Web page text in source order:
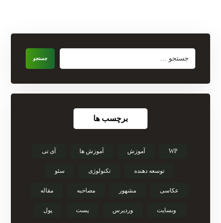
جستجو
برچسب ها
WP آموزش آموزش ها آی تی
توسعه دهنده تکنولوژی سئو
عکاسی مشهور مصاحبه مقاله
وبسایت وردپرس پست پول